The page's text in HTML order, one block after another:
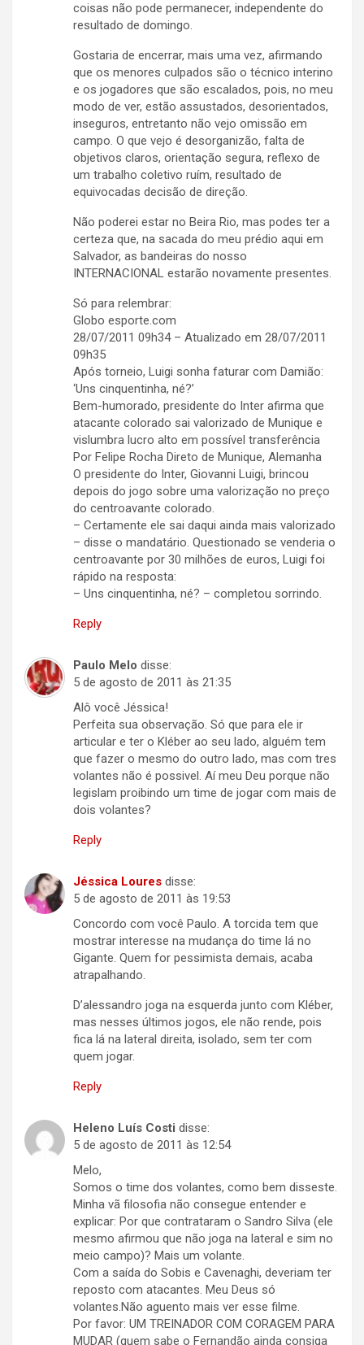
coisas não pode permanecer, independente do
resultado de domingo.
Gostaria de encerrar, mais uma vez, afirmando
que os menores culpados são o técnico interino
e os jogadores que são escalados, pois, no meu
modo de ver, estão assustados, desorientados,
inseguros, entretanto não vejo omissão em
campo. O que vejo é desorganizão, falta de
objetivos claros, orientação segura, reflexo de
um trabalho coletivo ruím, resultado de
equivocadas decisão de direção.
Não poderei estar no Beira Rio, mas podes ter a
certeza que, na sacada do meu prédio aqui em
Salvador, as bandeiras do nosso
INTERNACIONAL estarão novamente presentes.
Só para relembrar:
Globo esporte.com
28/07/2011 09h34 – Atualizado em 28/07/2011
09h35
Após torneio, Luigi sonha faturar com Damião:
‘Uns cinquentinha, né?’
Bem-humorado, presidente do Inter afirma que
atacante colorado sai valorizado de Munique e
vislumbra lucro alto em possível transferência
Por Felipe Rocha Direto de Munique, Alemanha
O presidente do Inter, Giovanni Luigi, brincou
depois do jogo sobre uma valorização no preço
do centroavante colorado.
– Certamente ele sai daqui ainda mais valorizado
– disse o mandatário. Questionado se venderia o
centroavante por 30 milhões de euros, Luigi foi
rápido na resposta:
– Uns cinquentinha, né? – completou sorrindo.
Reply
Paulo Melo disse:
5 de agosto de 2011 às 21:35
Alô você Jéssica!
Perfeita sua observação. Só que para ele ir
articular e ter o Kléber ao seu lado, alguém tem
que fazer o mesmo do outro lado, mas com tres
volantes não é possivel. Aí meu Deu porque não
legislam proibindo um time de jogar com mais de
dois volantes?
Reply
Jéssica Loures disse:
5 de agosto de 2011 às 19:53
Concordo com você Paulo. A torcida tem que
mostrar interesse na mudança do time lá no
Gigante. Quem for pessimista demais, acaba
atrapalhando.
D’alessandro joga na esquerda junto com Kléber,
mas nesses últimos jogos, ele não rende, pois
fica lá na lateral direita, isolado, sem ter com
quem jogar.
Reply
Heleno Luís Costi disse:
5 de agosto de 2011 às 12:54
Melo,
Somos o time dos volantes, como bem disseste.
Minha vã filosofia não consegue entender e
explicar: Por que contrataram o Sandro Silva (ele
mesmo afirmou que não joga na lateral e sim no
meio campo)? Mais um volante.
Com a saída do Sobis e Cavenaghi, deveriam ter
reposto com atacantes. Meu Deus só
volantes.Não aguento mais ver esse filme.
Por favor: UM TREINADOR COM CORAGEM PARA
MUDAR (quem sabe o Fernandão ainda consiga